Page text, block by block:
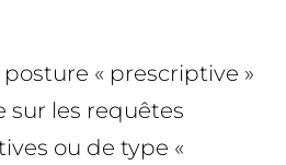
« prescriptive »
sur les requêtes
ou de type «